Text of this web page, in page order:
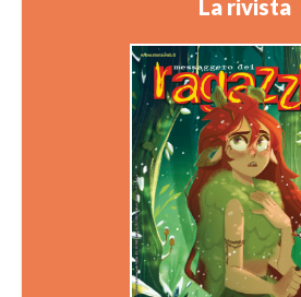
La rivista